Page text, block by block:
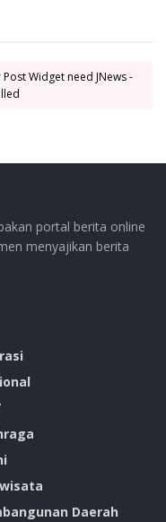
Widget need JNews -
portal berita online
menyajikan berita
Daerah